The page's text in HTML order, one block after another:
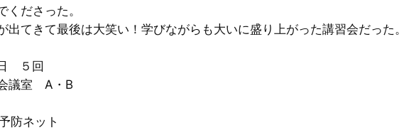
ださった。
てきて最後は大笑い！学びながらも大いに盛り上がった講習会だった
日 ５回
議室 A・B
防ネット